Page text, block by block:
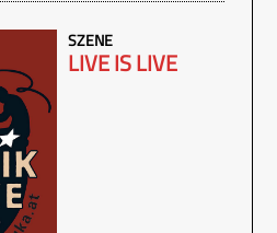
SZENE
LIVE IS LIVE